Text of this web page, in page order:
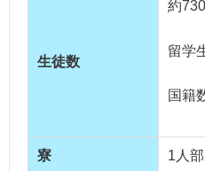
生徒数
約
留学
国籍
寮 1人